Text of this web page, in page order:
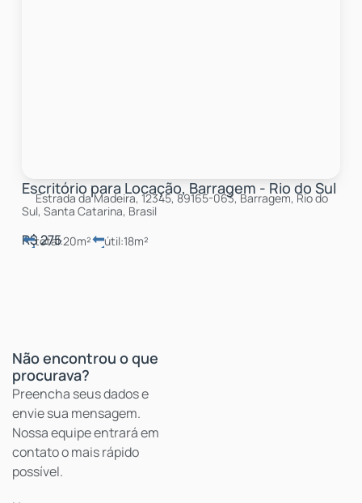
Escritório para Locação, Barragem - Rio do Sul
R$275
Estrada da Madeira, 12345, 89165-063, Barragem, Rio do
Sul, Santa Catarina, Brasil
total:20m² útil:18m²
Não encontrou o que
procurava?